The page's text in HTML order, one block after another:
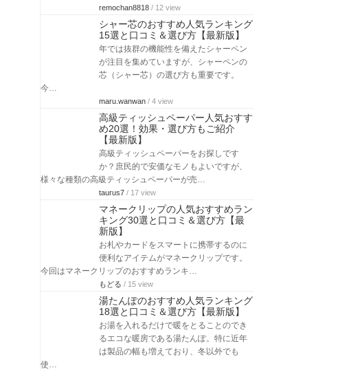
remochan8818 / 12 view
シャー芯のおすすめ人気ランキング
15選と口コミ＆選び方【最新版】
年では抜群の機能性を備えたシャーペン
が注目を集めていますが、シャーペンの
芯（シャー芯）の選び方も重要です。
今…
maru.wanwan / 4 view
高級ティッシュペーパー人気おすす
め20選！効果・選び方もご紹介
【最新版】
高級ティッシュペーパーをお探しです
か？庶民的で安価なモノもよいですが、
様々な種類の高級ティッシュペーパーが売…
taurus7 / 17 view
マネークリップの人気おすすめラン
キング30選と口コミ＆選び方【最
新版】
お札やカードをスマートに携帯するのに
便利なアイテムがマネークリップです。
今回はマネークリップのおすすめランキ…
もどる / 15 view
湯たんぽのおすすめ人気ランキング
18選と口コミ＆選び方【最新版】
お湯を入れるだけで暖をとることのでき
るエコな暖房である湯たんぽ。特に近年
は製品の幅も増えており、冬以外でも
使…